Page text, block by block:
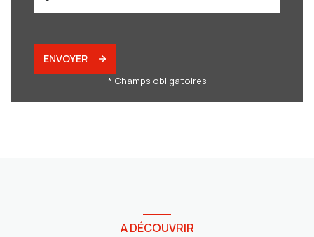
ENVOYER
* Champs obligatoires
A DÉCOUVRIR